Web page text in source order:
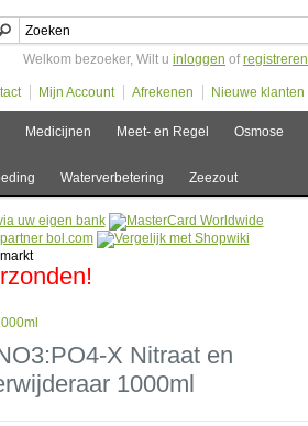
Welkom bezoeker, Wilt u inloggen ofregistreren
Mijn Account Afrekenen Nieuwe klanten
Medicijnen Meet- en Regel Osmose
Waterverbetering Zeezout
X Nitraat en
1000ml